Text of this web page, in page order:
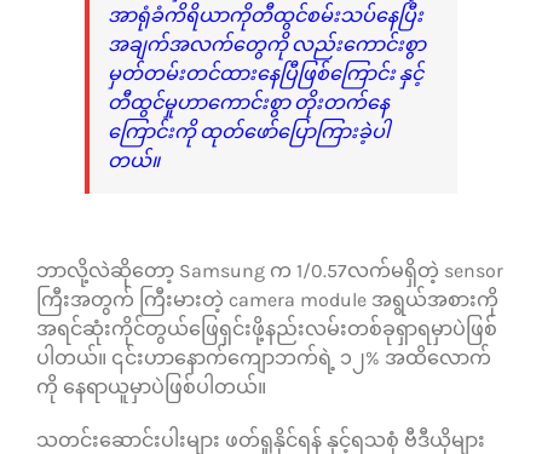
အာရုံခံကိရိယာကိုတီထွင်စမ်းသပ်နေပြီး
အချက်အလက်တွေကို လည်းကောင်းစွာ
မှတ်တမ်းတင်ထားနေပြီဖြစ်ကြောင်း နှင့်
တီထွင်မှုဟာကောင်းစွာ တိုးတက်နေ
ကြောင်းကို ထုတ်ဖော်ပြောကြားခဲ့ပါ
တယ်။
ဘာလို့လဲဆိုတော့ Samsung က 1/0.57လက်မရှိတဲ့ sensor
ကြီးအတွက် ကြီးမားတဲ့ camera module အရွယ်အစားကို
အရင်ဆုံးကိုင်တွယ်ဖြေရှင်းဖို့နည်းလမ်းတစ်ခုရှာရမှာပဲဖြစ်
ပါတယ်။ ၎င်းဟာနောက်ကျောဘက်ရဲ့ ၁၂% အထိလောက်
ကို နေရာယူမှာပဲဖြစ်ပါတယ်။
သတင်းဆောင်းပါးများ ဖတ်ရှုနိုင်ရန် နှင့်ရသစုံ ဗီဒီယိုများ